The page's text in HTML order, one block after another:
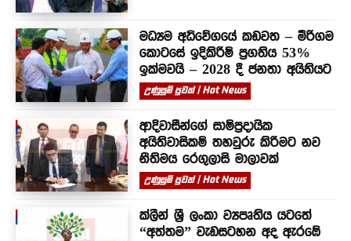
මධ්‍යම අධිවේගයේ කඩවත – මීරිගම
කොටසේ ඉදිකිරීම් ප්‍රගතිය 53%
ඉක්මවයි – 2028 දී ජනතා අයිතියට
උණුසුම් පුවත් | Hot News
ආදිවාසීන්ගේ සාම්ප්‍රදායික
අයිතිවාසිකම් තහවුරු කිරීමට නව
නීතිමය රෙගුලාසි මාලාවක්
උණුසුම් පුවත් | Hot News
ක්ලීන් ශ්‍රී ලංකා ව්‍යපෘතිය යටතේ
“අත්තම” වැඩසටහන අද ඇරඹේ